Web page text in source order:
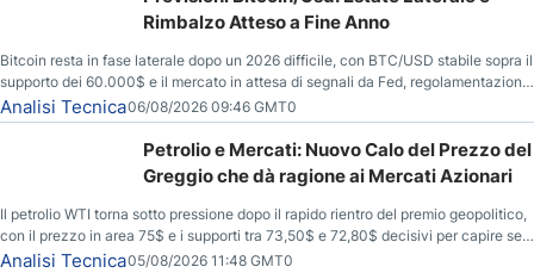
Rimbalzo Atteso a Fine Anno
Bitcoin resta in fase laterale dopo un 2026 difficile, con BTC/USD stabile sopra il
supporto dei 60.000$ e il mercato in attesa di segnali da Fed, regolamentazione
USA ed elezioni di medio termine.
Analisi Tecnica06/08/2026 09:46 GMT0
Petrolio e Mercati: Nuovo Calo del Prezzo del
Greggio che dà ragione ai Mercati Azionari
Il petrolio WTI torna sotto pressione dopo il rapido rientro del premio geopolitico,
con il prezzo in area 75$ e i supporti tra 73,50$ e 72,80$ decisivi per capire se il
ribasso potrà estendersi verso quota 70$.
Analisi Tecnica05/08/2026 11:48 GMT0